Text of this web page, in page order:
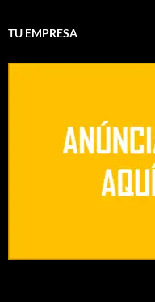
TU EMPRESA